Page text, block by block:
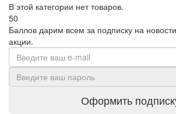
В этой категории нет товаров.
50
Баллов дарим всем за подписку на
акции.
Оформить